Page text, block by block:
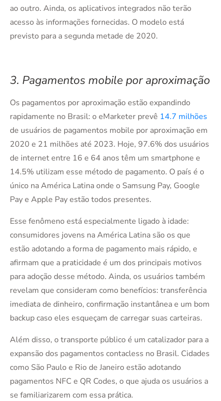
ao outro. Ainda, os aplicativos integrados não terão
acesso às informações fornecidas. O modelo está
previsto para a segunda metade de 2020.
3. Pagamentos mobile por aproximação
Os pagamentos por aproximação estão expandindo
rapidamente no Brasil: o eMarketer prevê 14.7 milhões
de usuários de pagamentos mobile por aproximação em
2020 e 21 milhões até 2023. Hoje, 97.6% dos usuários
de internet entre 16 e 64 anos têm um smartphone e
14.5% utilizam esse método de pagamento. O país é o
único na América Latina onde o Samsung Pay, Google
Pay e Apple Pay estão todos presentes.
Esse fenômeno está especialmente ligado à idade:
consumidores jovens na América Latina são os que
estão adotando a forma de pagamento mais rápido, e
afirmam que a praticidade é um dos principais motivos
para adoção desse método. Ainda, os usuários também
revelam que consideram como benefícios: transferência
imediata de dinheiro, confirmação instantânea e um bom
backup caso eles esqueçam de carregar suas carteiras.
Além disso, o transporte público é um catalizador para a
expansão dos pagamentos contacless no Brasil. Cidades
como São Paulo e Rio de Janeiro estão adotando
pagamentos NFC e QR Codes, o que ajuda os usuários a
se familiarizarem com essa prática.